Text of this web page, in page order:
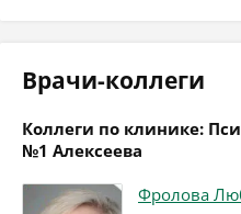
Врачи-коллеги
Коллеги по клинике:
№1 Алексеева
Фролова